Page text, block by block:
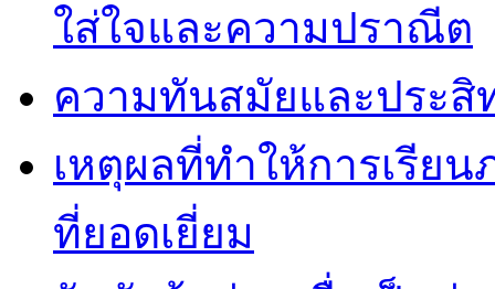
ใส่ใจและความปราณีต
ความทันสมัยและประสิ
เหตุผลที่ทำให้การเรีย
ที่ยอดเยี่ยม